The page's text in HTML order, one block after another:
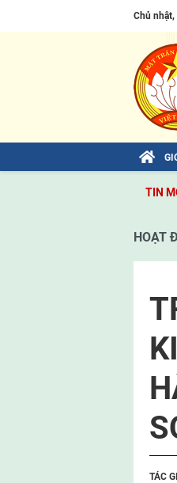
Chủ
TIN
Bài viết của Tổng Bí thư Tô Lâm: TIẾN
HOẠT
TÁC